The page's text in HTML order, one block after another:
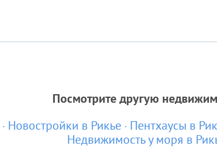
Посмотрите другую
Новостройки в Рикье Пентхаусы в
Недвижимость у моря в